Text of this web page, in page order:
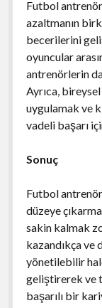
Futbol
azaltmanın
becerilerini
oyuncular
antrenörlerin
Ayrıca,
uygulamak ve
vadeli başarı
Sonuç
Futbol
düzeye
sakin kalmak
kazandıkça ve
yönetilebilir
geliştirerek ve
başarılı bir